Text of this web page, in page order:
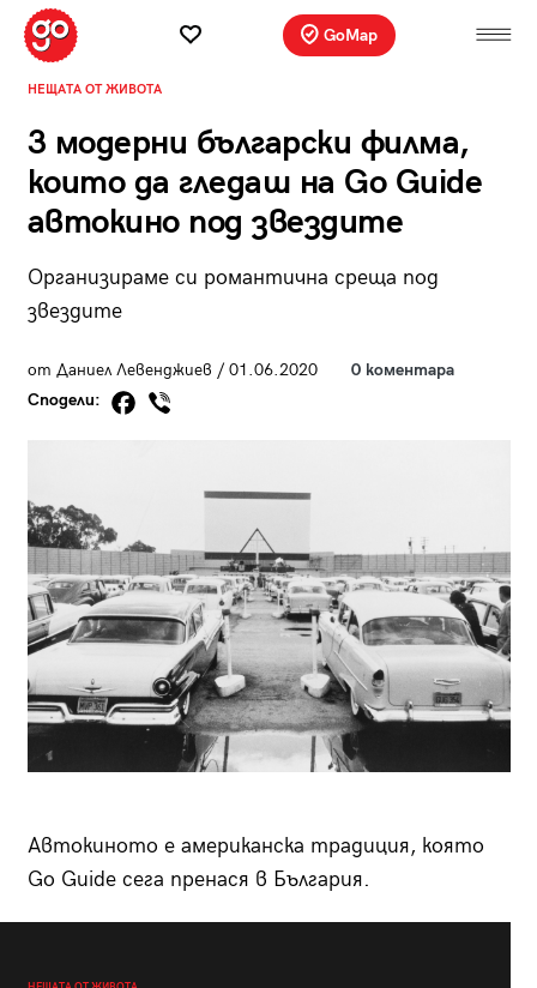
GoMap
НЕЩАТА ОТ ЖИВОТА
3 модерни български филма,
които да гледаш на Go Guide
автокино под звездите
Организираме си романтична среща под
звездите
от Даниел Левенджиев / 01.06.2020
0 коментара
Сподели:
Автокиното е американска традиция, която
Go Guide сега пренася в България.